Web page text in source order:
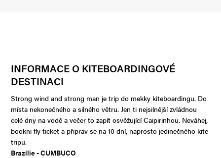
INFORMACE O KITEBOARDINGOVÉ
DESTINACI
Strong wind and strong man je trip do mekky kiteboardingu. Do
místa nekonečného a silného větru. Jen ti nejsilnější zvládnou
celé dny na vodě a večer to zapít osvěžující Caipirinhou. Neváhej,
bookni fly ticket a připrav se na 10 dní, naprosto jedinečného kite
tripu.
Brazílie - CUMBUCO